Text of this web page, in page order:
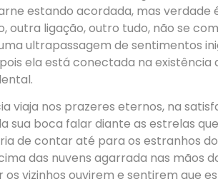
estando acordada, mas verdade
outra ligação, outro tudo, não se
ultrapassagem de sentimentos
ela está conectada na existência
viaja nos prazeres eternos, na
sua boca falar diante as estrelas
de contar até para os estranhos
das nuvens agarrada nas mãos
vizinhos ouvirem e sentirem que